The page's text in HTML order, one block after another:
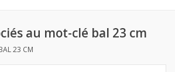
au mot-clé bal 23 cm
23 CM